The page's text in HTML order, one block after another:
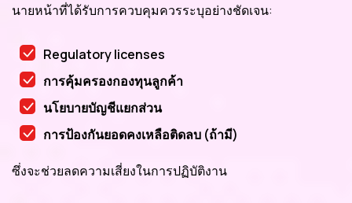
นายหน้าที่ได้รับการควบคุมควรระบุอย่างชัดเจน:
Regulatory licenses
การคุ้มครองกองทุนลูกค้า
นโยบายบัญชีแยกส่วน
การป้องกันยอดคงเหลือติดลบ (ถ้ามี)
ซึ่งจะช่วยลดความเสี่ยงในการปฏิบัติงาน